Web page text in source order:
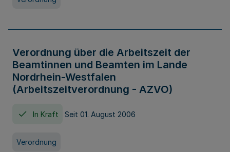
Verordnung über die Arbeitszeit der
Beamtinnen und Beamten im Lande
Nordrhein-Westfalen
(Arbeitszeitverordnung - AZVO)
In Kraft Seit 01. August 2006
Verordnung